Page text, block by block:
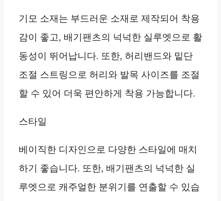
기모 소재는 부드러운 소재로 제작되어 착용
감이 좋고, 배기팬츠의 넉넉한 실루엣으로 활
동성이 뛰어납니다. 또한, 허리밴드와 밑단
조절 스트링으로 허리와 발목 사이즈를 조절
할 수 있어 더욱 편안하게 착용 가능합니다.
스타일
베이직한 디자인으로 다양한 스타일에 매치
하기 좋습니다. 또한, 배기팬츠의 넉넉한 실
루엣으로 캐주얼한 분위기를 연출할 수 있습